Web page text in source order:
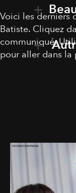
Voici les derniers
Batiste. Cliquez
communiqué.
pour aller dans